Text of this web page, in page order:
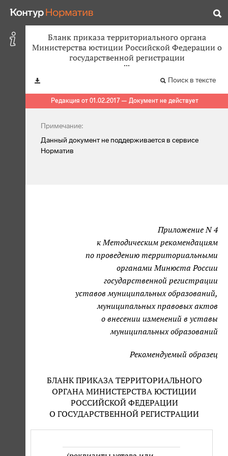
Бланк приказа территориального органа
Министерства юстиции Российской Федерации о
государственной регистрации
Поиск в тексте
Редакция от 01.02.2017 — Документ не действует
Примечание:
Данный документ не поддерживается в сервисе
Норматив
Приложение N 4
к Методическим рекомендациям
по проведению территориальными
органами Минюста России
государственной регистрации
уставов муниципальных образований,
муниципальных правовых актов
о внесении изменений в уставы
муниципальных образований
Рекомендуемый образец
БЛАНК ПРИКАЗА ТЕРРИТОРИАЛЬНОГО
ОРГАНА МИНИСТЕРСТВА ЮСТИЦИИ
РОССИЙСКОЙ ФЕДЕРАЦИИ
О ГОСУДАРСТВЕННОЙ РЕГИСТРАЦИИ